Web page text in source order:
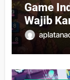
Game
Wajib